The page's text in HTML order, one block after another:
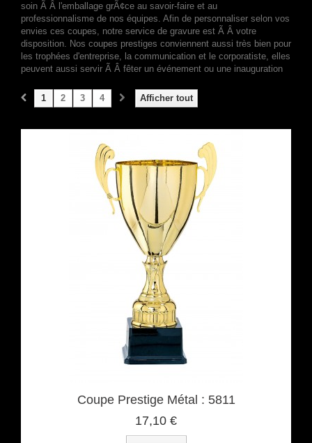
soin Ã Â l'emballage grÃ¢ce au savoir-faire et au
professionnalisme de nos équipes. Afin de personnaliser selon vos
envies ces coupes, notre service de gravure est Ã Â votre
disposition. Nos coupes prestiges conviennent aussi très bien pour
les trophées d'entreprise, la communication et le corporatiste, elles
peuvent aussi servir Ã Â fêter un événement ou une inauguration
Afficher tout
1 2 3 4
Coupe Prestige Métal : 5811
17,10 €